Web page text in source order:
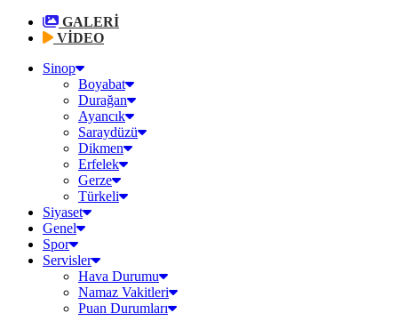
GALERİ
VİDEO
Sinop
Boyabat
Durağan
Ayancık
Saraydüzü
Dikmen
Erfelek
Gerze
Türkeli
Siyaset
Genel
Spor
Servisler
Hava Durumu
Namaz Vakitleri
Puan Durumları